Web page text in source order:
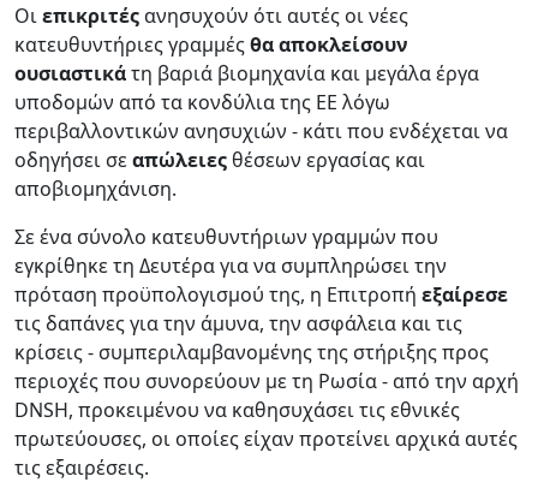
Οιεπικριτέςανησυχούν ότι αυτές οι νέες
κατευθυντήριες γραμμέςθα αποκλείσουν
ουσιαστικάτη βαριά βιομηχανία και μεγάλα έργα
υποδομών από τα κονδύλια της ΕΕ λόγω
περιβαλλοντικών ανησυχιών - κάτι που ενδέχεται να
οδηγήσει σεαπώλειεςθέσεων εργασίας και
αποβιομηχάνιση.
Σε ένα σύνολο κατευθυντήριων γραμμών που
εγκρίθηκε τη Δευτέρα για να συμπληρώσει την
πρόταση προϋπολογισμού της, η Επιτροπή εξαίρεσε
τις δαπάνες για την άμυνα, την ασφάλεια και τις
κρίσεις - συμπεριλαμβανομένης της στήριξης προς
περιοχές που συνορεύουν με τη Ρωσία - από την αρχή
DNSH, προκειμένου να καθησυχάσει τις εθνικές
πρωτεύουσες, οι οποίες είχαν προτείνει αρχικά αυτές
τις εξαιρέσεις.